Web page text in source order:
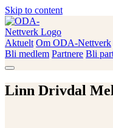
Skip to content
ODA-Nettverk
Aktuelt Om ODA-Nettverk
Bli medlem Partnere Bli
Linn Drivdal